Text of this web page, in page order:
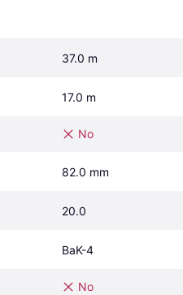
37.0 m
17.0 m
No
82.0 mm
20.0
BaK-4
No